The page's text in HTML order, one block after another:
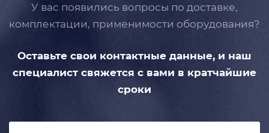
У вас появились вопросы по доставке,
комплектации, применимости оборудования?
Оставьте свои контактные данные, и наш
специалист свяжется с вами в кратчайшие
сроки